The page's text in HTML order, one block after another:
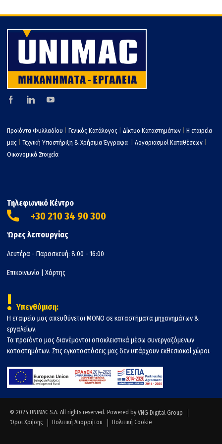
Προϊόντα Φυλλαδίου Γενικός Κατάλογος Δίκτυο Καταστημάτων
Η εταιρεία
μας
Τεχνική Υποστήριξη & Χρήσιμα Έγγραφα Λογαριασμοί Καταθέσεων
Οικονομικά Στοιχεία
Τηλεφωνικό Κέντρο
+30 210 34 90 300
Ώρες λειτουργίας
Δευτέρα - Παρασκευή: 8:00 - 16:00
Επικοινωνία Χάρτης
! Υπενθύμιση:
Η εταιρεία μας απευθύνεται ΜΟΝΟ σε καταστήματα μηχανημάτων &
εργαλείων.
Τα προϊόντα μας διανέμονται αποκλειστικά μέσω συνεργαζόμενων
καταστημάτων. Στις εγκαταστάσεις μας δεν υπάρχουν εκθεσιακοί χώροι.
© 2024 UNIMAC S.A. All rights reserved. Powered by VNG Digital Group
Όροι Χρήσης
Πολιτική Απορρήτου Πολιτική Cookie